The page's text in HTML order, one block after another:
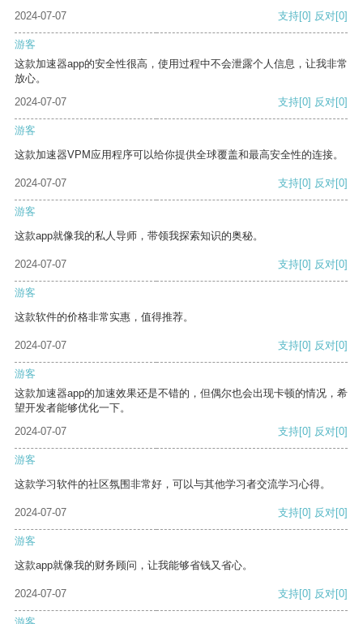
2024-07-07
支持[0] 反对[0]
游客
这款加速器app的安全性很高，使用过程中不会泄露个人信息，让我非常
放心。
2024-07-07
支持[0] 反对[0]
游客
这款加速器VPM应用程序可以给你提供全球覆盖和最高安全性的连接。
2024-07-07 支持[0] 反对[0]
游客
这款app就像我的私人导师，带领我探索知识的奥秘。
2024-07-07 支持[0] 反对[0]
游客
这款软件的价格非常实惠，值得推荐。
2024-07-07 支持[0] 反对[0]
游客
这款加速器app的加速效果还是不错的，但偶尔也会出现卡顿的情况，希
望开发者能够优化一下。
2024-07-07
支持[0] 反对[0]
游客
这款学习软件的社区氛围非常好，可以与其他学习者交流学习心得。
2024-07-07 支持[0] 反对[0]
游客
这款app就像我的财务顾问，让我能够省钱又省心。
2024-07-07 支持[0] 反对[0]